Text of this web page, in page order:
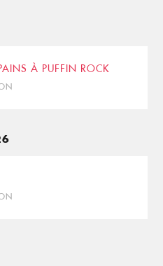
À PUFFIN ROCK